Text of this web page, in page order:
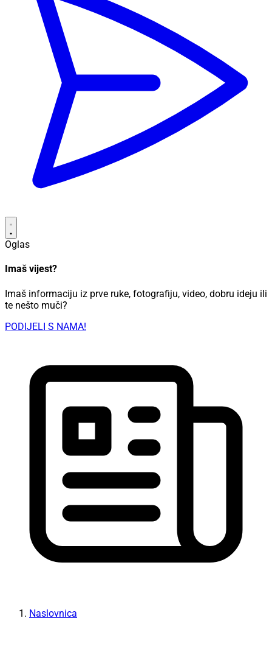
Oglas
Imaš vijest?
Imaš informaciju iz prve ruke, fotografiju, video, dobru ideju ili
te nešto muči?
PODIJELI S NAMA!
Naslovnica